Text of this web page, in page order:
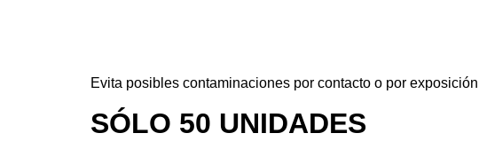
Evita posibles contaminaciones por contacto o por
SÓLO 50 UNIDADES